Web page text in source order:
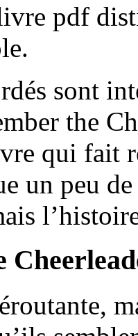
pdf
sont
the
qui fait
un peu